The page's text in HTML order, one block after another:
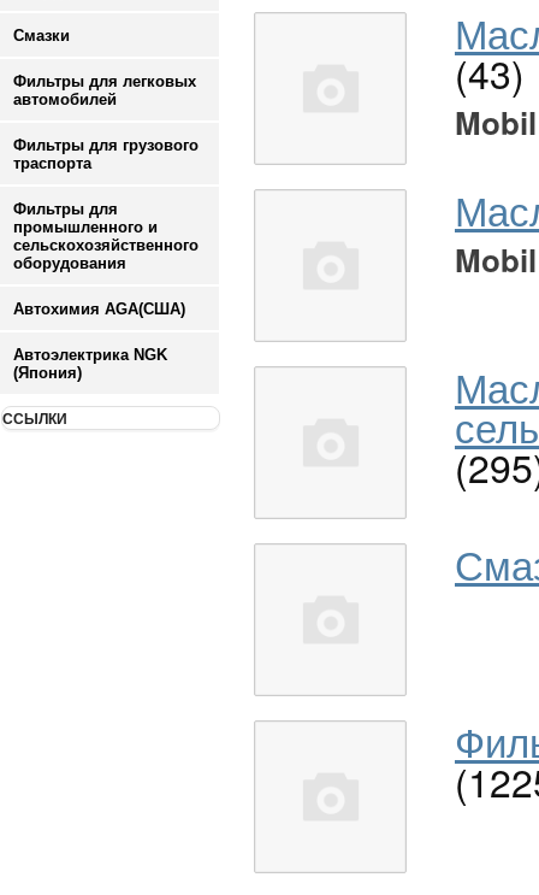
Смазки
Фильтры для легковых
автомобилей
Фильтры для грузового
траспорта
Фильтры для
промышленного и
сельскохозяйственного
оборудования
Автохимия AGA(США)
Автоэлектрика NGK
(Япония)
ССЫЛКИ
(43)
Mobil
Mobil